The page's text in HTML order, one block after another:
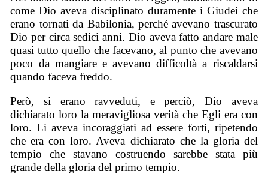
come Dio aveva disciplinato duramente i Giudei che
erano tornati da Babilonia, perché avevano trascurato
Dio per circa sedici anni. Dio aveva fatto andare male
quasi tutto quello che facevano, al punto che avevano
poco da mangiare e avevano difficoltà a riscaldarsi
quando faceva freddo.
Però, si erano ravveduti, e perciò, Dio aveva
dichiarato loro la meravigliosa verità che Egli era con
loro. Li aveva incoraggiati ad essere forti, ripetendo
che era con loro. Aveva dichiarato che la gloria del
tempio che stavano costruendo sarebbe stata più
grande della gloria del primo tempio.